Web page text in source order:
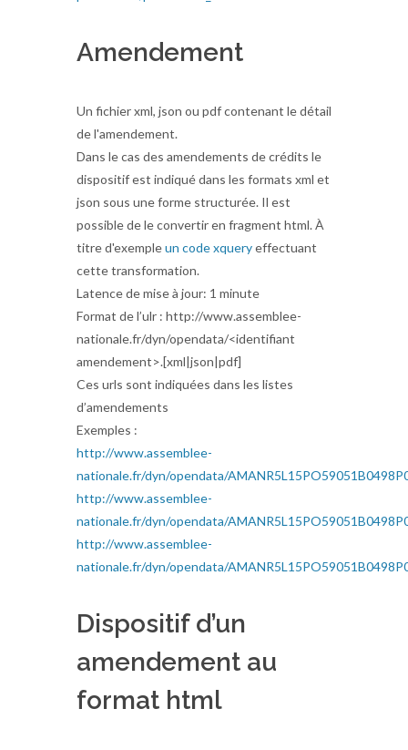
Amendement
Un fichier xml, json ou pdf contenant le détail
de l'amendement.
Dans le cas des amendements de crédits le
dispositif est indiqué dans les formats xml et
json sous une forme structurée. Il est
possible de le convertir en fragment html. À
titre d'exempleun code xqueryeffectuant
cette transformation.
Latence de mise à jour: 1 minute
Format de l’ulr : http://www.assemblee-
nationale.fr/dyn/opendata/<identifiant
amendement>.[xml|json|pdf]
Ces urls sont indiquées dans les listes
d’amendements
Exemples :
http://www.assemblee-
nationale.fr/dyn/opendata/
http://www.assemblee-
nationale.fr/dyn/opendata/
http://www.assemblee-
nationale.fr/dyn/opendata/
Dispositif d’un
amendement au
format html